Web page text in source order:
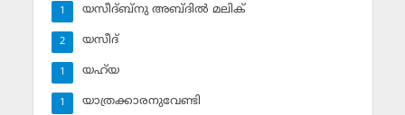
യസീദ്ബ്‌നു അബ്ദില്‍ മലിക്‌
1
യസീദ്‌
2
യഹ്‌യ
1
യാത്രക്കാരനുവേണ്ടി
1